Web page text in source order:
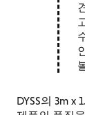
DYSS의 3m